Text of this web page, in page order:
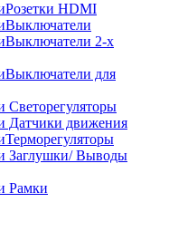
Розетки HDMI
Выключатели
Выключатели 2-х
Выключатели для
Светорегуляторы
Датчики движения
Терморегуляторы
Заглушки/ Выводы
Рамки